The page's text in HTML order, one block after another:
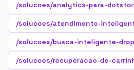
/solucoes/analytics-para-
/solucoes/atendimento-
/solucoes/busca-inteligente-
/solucoes/recuperacao-de-